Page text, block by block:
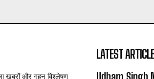
और गहन विश्लेषण
LATEST